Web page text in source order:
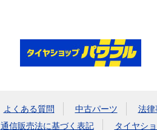
よくある質問 中古パーツ
法律
通信販売法に基づく表記 タイヤシ